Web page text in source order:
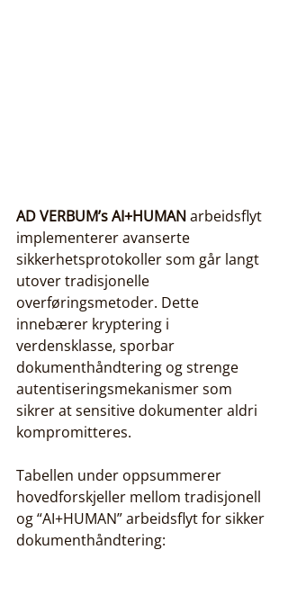
AD VERBUM’sAI+HUMAN arbeidsflyt
implementerer avanserte
sikkerhetsprotokoller som går langt
utover tradisjonelle
overføringsmetoder. Dette
innebærer kryptering i
verdensklasse, sporbar
dokumenthåndtering og strenge
autentiseringsmekanismer som
sikrer at sensitive dokumenter aldri
kompromitteres.
Tabellen under oppsummerer
hovedforskjeller mellom tradisjonell
og “AI+HUMAN” arbeidsflyt for sikker
dokumenthåndtering: